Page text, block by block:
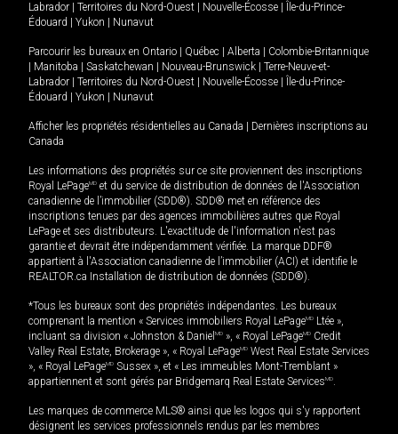
Labrador
Territoires du Nord-Ouest Nouvelle-Écosse
Île-du-Prince-
Édouard
Yukon Nunavut
Parcourir les bureaux en Ontario Québec Alberta
Colombie-Britannique
Manitoba Saskatchewan Nouveau-Brunswick
Terre-Neuve-et-
Labrador
Territoires du Nord-Ouest Nouvelle-Écosse
Île-du-Prince-
Édouard
Yukon Nunavut
Afficher les propriétés résidentielles au Canada
Dernières inscriptions au
Canada
Les informations des propriétés sur ce site proviennent des inscriptions
Royal LePageMD et du service de distribution de données de l'Association
canadienne de l’immobilier (SDD®). SDD® met en référence des
inscriptions tenues par des agences immobilières autres que Royal
LePage et ses distributeurs. L'exactitude de l'information n'est pas
garantie et devrait être indépendamment vérifiée. La marque DDF®
appartient à l'Association canadienne de l’immobilier (ACI) et identifie le
REALTOR.ca Installation de distribution de données (SDD®).
*Tous les bureaux sont des propriétés indépendantes. Les bureaux
comprenant la mention « Services immobiliers Royal LePageMD Ltée »,
incluant sa division « Johnston & Daniel MD », « Royal LePageMD Credit
Valley Real Estate, Brokerage », « Royal LePageMD West Real Estate Services
», « Royal LePageMD Sussex », et « Les immeubles Mont-Tremblant »
appartiennent et sont gérés par Bridgemarq Real Estate ServicesMD.
Les marques de commerce MLS® ainsi que les logos qui s'y rapportent
désignent les services professionnels rendus par les membres